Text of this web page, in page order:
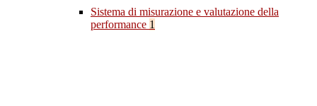
Sistema di misurazione e valutazione della
performance 1